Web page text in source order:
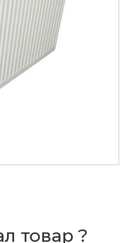
товар ?